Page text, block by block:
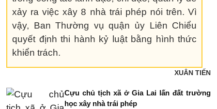
xảy ra việc xây 8 nhà trái phép nói trên. Vì
vậy, Ban Thường vụ quận ủy Liên Chiểu
quyết định thi hành kỷ luật bằng hình thức
khiển trách.
XUÂN TIẾN
Cựu chủ tịch xã ở Gia Lai lấn đất trường
học xây nhà trái phép